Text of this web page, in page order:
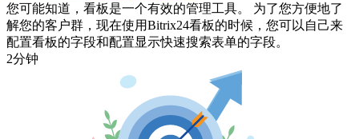
您可能知道，看板是一个有效的管理工具。 为了您方便地了
解您的客户群，现在使用Bitrix24看板的时候，您可以自己来
配置看板的字段和配置显示快速搜索表单的字段。
2分钟